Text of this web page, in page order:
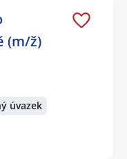
(m/ž)
úvazek